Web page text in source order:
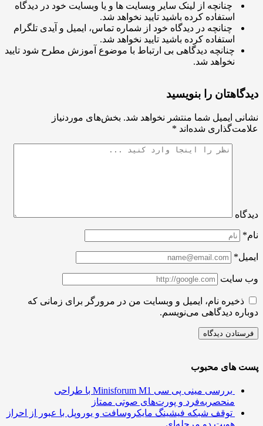
چنانچه از لینک سایر وبسایت ها و یا وبسایت خود در دیدگاه
استفاده کرده باشید تایید نخواهد شد.
چنانچه در دیدگاه خود از شماره تماس، ایمیل و آیدی تلگرام
استفاده کرده باشید تایید نخواهد شد.
چنانچه دیدگاهی بی ارتباط با موضوع آموزش مطرح شود تایید
نخواهد شد.
را بنویسید
ایمیل شما منتشر نخواهد شد. بخش‌های موردنیاز
شده‌اند*
ذخیره نام، ایمیل و وبسایت من در مرورگر برای زمانی که
دیدگاهی می‌نویسم.
های محبوب
بررسی مینی پی ‌سی Minisforum M1 با طراحی
منحصربه‌فرد و پورت‌های صوتی ممتاز
توقف شبکه فیشینگ مایکروسافت و یوروپل با عبور از احراز
هویت دو مرحله‌ای